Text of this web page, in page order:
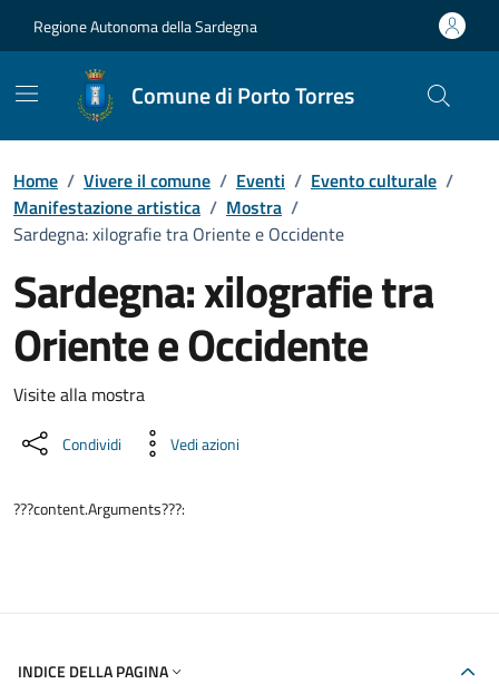
Regione Autonoma della Sardegna
Comune di Porto Torres
Home / Vivere il comune / Eventi / Evento culturale /
Manifestazione artistica / Mostra /
Sardegna: xilografie tra Oriente e Occidente
Sardegna: xilografie tra
Oriente e Occidente
Dettaglio dell'evento
Visite alla mostra
Condividi Vedi azioni
???content.Arguments???:
INDICE DELLA PAGINA